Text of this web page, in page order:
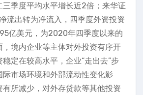
三季度平均水平增长近2倍；来华证
流出转为净流入，四季度外资投资
亿美元，为2020年四季度以来的
，境内企业等主体对外投资有序开
定在较高水平，企业“走出去”步
市场环境和外部流动性变化影
所减少，对外存贷款等其他投资